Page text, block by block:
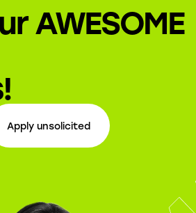
AWESOME
Apply unsolicited